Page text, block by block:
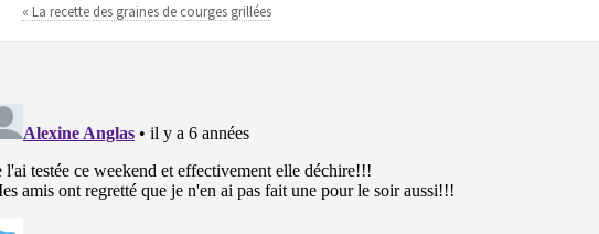
« La recette des graines de courges grillées